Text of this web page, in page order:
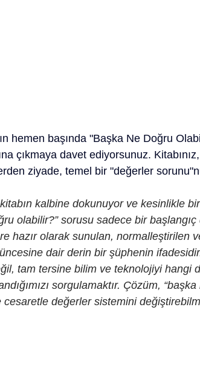
hemen başında "Başka Ne Doğru
çıkmaya davet ediyorsunuz.
ziyade, temel bir "değerler
kalbine dokunuyor ve kesinlikle
olabilir?” sorusu sadece bir
hazır olarak sunulan, normalleştirilen
dair derin bir şüphenin
tam tersine bilim ve teknolojiyi hangi
sorgulamaktır. Çözüm,
değerler sistemini